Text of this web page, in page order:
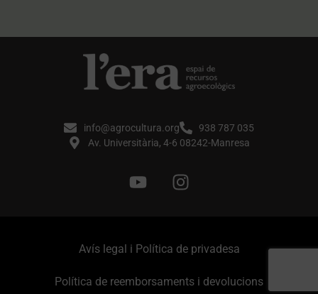
info@agrocultura.org
938 787 035
Av. Universitària, 4-6 08242-Manresa
Avís legal i Política de privadesa
Política de reemborsaments i devolucions